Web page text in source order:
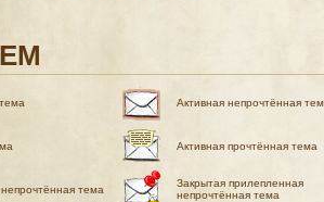
Активная непрочтённая
Активная прочтённая тема
тема
Закрытая прилепленная
непрочтённая тема